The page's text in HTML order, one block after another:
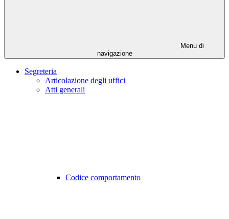
Menu di
navigazione
Segreteria
Articolazione degli uffici
Atti generali
Codice comportamento